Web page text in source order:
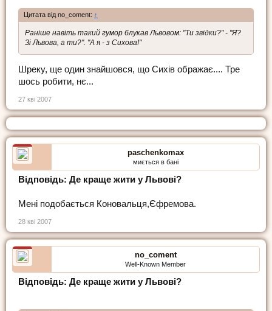
Цитата від no_coment: ↑
Раніше навіть такий гумор блукав Львовом: "Ти звідки?" - "Я?
Зі Львова, а ти?". "А я - з Сихова!"
Шреку, ще один знайшовся, що Сихів ображає.... Тре
шось робити, нє...
27 кві 2007
paschenkomax
миється в бані
Відповідь: Де краще жити у Львові?
Мені подобається Коновальця,Єфремова.
28 кві 2007
no_coment
Well-Known Member
Відповідь: Де краще жити у Львові?